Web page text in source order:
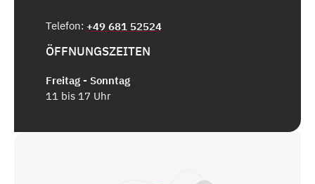
Telefon: +49 681 52524
ÖFFNUNGSZEITEN
Freitag - Sonntag
11 bis 17 Uhr